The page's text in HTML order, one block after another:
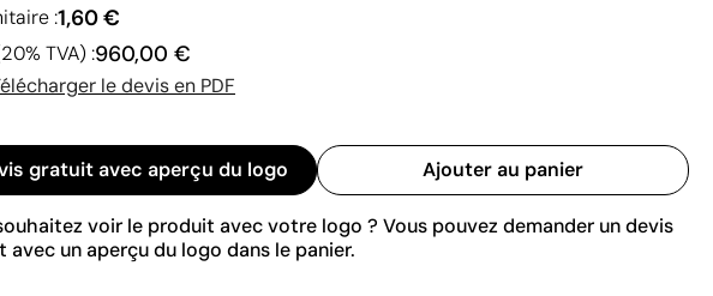
:1,60 €
TVA) :960,00 €
le devis en PDF
gratuit avec aperçu du logo Ajouter au panier
voir le produit avec votre logo ? Vous pouvez demander un devis
avec un aperçu du logo dans le panier.